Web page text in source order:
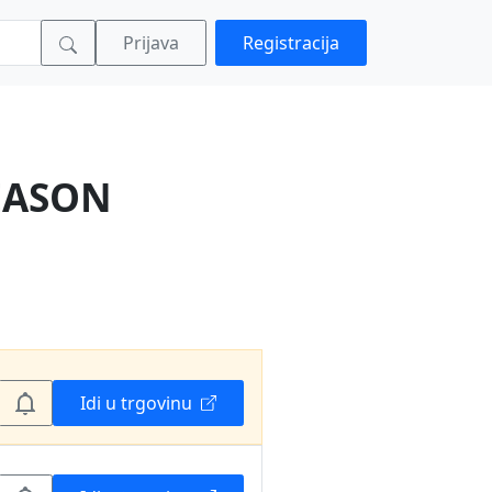
Prijava Registracija
Idi u trgovinu